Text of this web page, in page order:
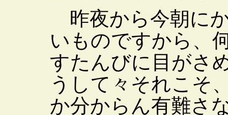
昨夜から今朝に
いものですから、
すたんびに目がさ
うして々それこそ
か分からん有難さ